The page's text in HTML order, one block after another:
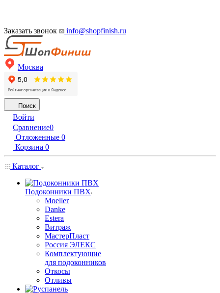
Заказать звонок info@shopfinish.ru
Москва
Поиск
Войти
Сравнение0
Отложенные 0
Корзина 0
Каталог
Подоконники ПВХ
Moeller
Danke
Estera
Витраж
МастерПласт
Россия ЭЛЕКС
Комплектующие
для подоконников
Откосы
Отливы